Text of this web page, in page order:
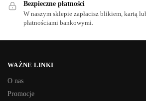
Bezpieczne płatności
W naszym sklepie zapłacisz blikiem, kartą
płatnościami bankowymi.
WAŻNE LINKI
O nas
Promocje